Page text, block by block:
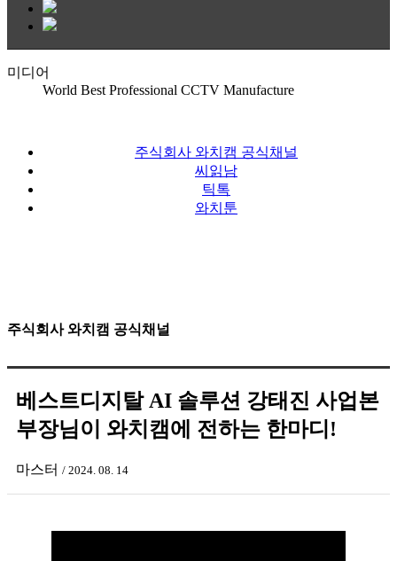
미디어
World Best Professional CCTV Manufacture
주식회사 와치캠 공식채널
씨읽남
틱톡
와치툰
주식회사 와치캠 공식채널
베스트디지탈 AI 솔루션 강태진 사업본
부장님이 와치캠에 전하는 한마디!
마스터 / 2024. 08. 14